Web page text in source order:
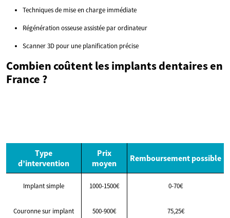
Techniques de mise en charge immédiate
Régénération osseuse assistée par ordinateur
Scanner 3D pour une planification précise
Combien coûtent les implants dentaires en
France ?
Type
d’intervention
Prix
moyen
Remboursement possible
Implant simple 1000-1500€ 0-70€
Couronne sur implant 500-900€ 75,25€